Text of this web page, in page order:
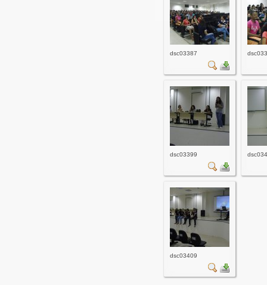
dsc03387
dsc03399
dsc03409